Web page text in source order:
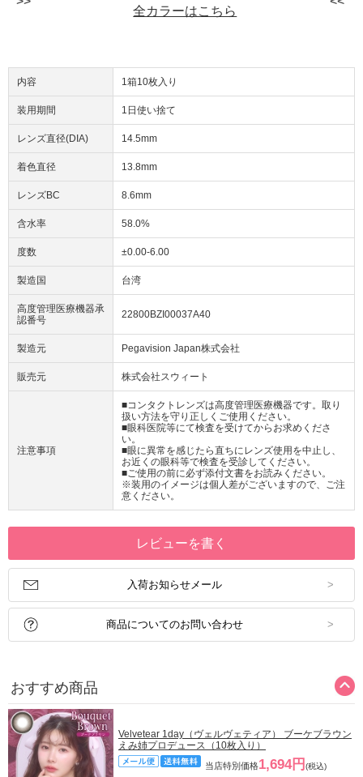
全カラーはこちら
内容 1箱10枚入り
装用期間 1日使い捨て
レンズ直径(DIA) 14.5mm
着色直径 13.8mm
レンズBC 8.6mm
含水率 58.0%
度数 ±0.00-6.00
製造国 台湾
高度管理医療機器承
認番号
22800BZI00037A40
製造元 Pegavision Japan株式会社
販売元 株式会社スウィート
注意事項
■コンタクトレンズは高度管理医療機器です。取り
扱い方法を守り正しくご使用ください。
■眼科医院等にて検査を受けてからお求めくださ
い。
■眼に異常を感じたら直ちにレンズ使用を中止し、
お近くの眼科等で検査を受診してください。
■ご使用の前に必ず添付文書をお読みください。
※装用のイメージは個人差がございますので、ご注
意ください。
レビューを書く
入荷お知らせメール
商品についてのお問い合わせ
おすすめ商品
Velvetear 1day（ヴェルヴェティア） ブーケブラウン
えみ姉プロデュース（10枚入り）
当店特別価格1,694円 (税込)